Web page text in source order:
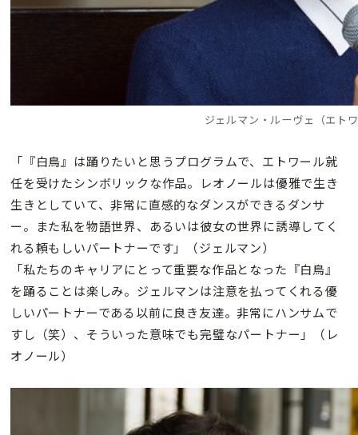
ジェルマン・ルーヴェ（エト
「『白鳥』は踊りたいと思うプログラムで、エトワール就
任を受けたシンボリックな作品。レオノールは優雅で生き
生きとしていて、非常に直感的なダンスができるダンサ
ー。また私を物語世界、あるいは彼女の世界に誘導してく
れる頼もしいパートナーです」（ジェルマン）
「私たちのキャリアにとって重要な作品となった『白鳥』
を踊ることは楽しみ。ジェルマンは注意を払ってくれる優
しいパートナーである以前に良き友達。非常にハンサムで
すし（笑）、そういった意味でも完璧なパートナー」（レ
オノール）